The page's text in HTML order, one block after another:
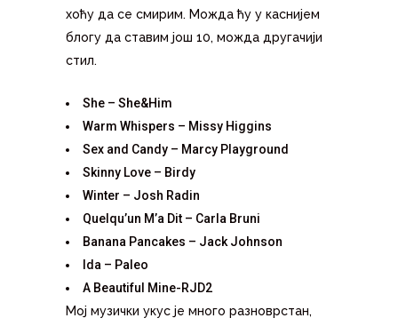
хоћу да се смирим. Можда ћу у каснијем
блогу да ставим још 10, можда другачији
стил.
She – She&Him
Warm Whispers – Missy Higgins
Sex and Candy – Marcy Playground
Skinny Love – Birdy
Winter – Josh Radin
Quelqu’un M’a Dit – Carla Bruni
Banana Pancakes – Jack Johnson
Ida – Paleo
A Beautiful Mine-RJD2
Мој музички укус је много разноврстан,